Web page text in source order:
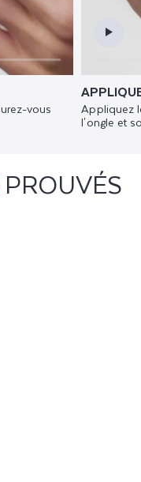
vous Appliquez
l'ongle et
PROUVÉS